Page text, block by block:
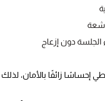
الجلسة دون إزعاج
زائفًا بالأمان،